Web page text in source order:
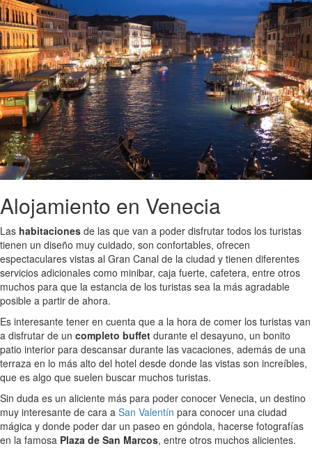
Alojamiento en Venecia
Las habitaciones de las que van a poder disfrutar todos los turistas
tienen un diseño muy cuidado, son confortables, ofrecen
espectaculares vistas al Gran Canal de la ciudad y tienen diferentes
servicios adicionales como minibar, caja fuerte, cafetera, entre otros
muchos para que la estancia de los turistas sea la más agradable
posible a partir de ahora.
Es interesante tener en cuenta que a la hora de comer los turistas van
a disfrutar de un completo buffet durante el desayuno, un bonito
patio interior para descansar durante las vacaciones, además de una
terraza en lo más alto del hotel desde donde las vistas son increíbles,
que es algo que suelen buscar muchos turistas.
Sin duda es un aliciente más para poder conocer Venecia, un destino
muy interesante de cara a San Valentín para conocer una ciudad
mágica y donde poder dar un paseo en góndola, hacerse fotografías
en la famosa Plaza de San Marcos, entre otros muchos alicientes.